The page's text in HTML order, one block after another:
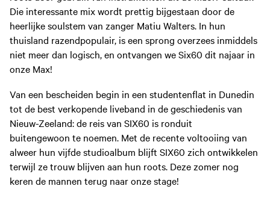
Die interessante mix wordt prettig bijgestaan door de
heerlijke soulstem van zanger Matiu Walters. In hun
thuisland razendpopulair, is een sprong overzees inmiddels
niet meer dan logisch, en ontvangen we Six60 dit najaar in
onze Max!
Van een bescheiden begin in een studentenflat in Dunedin
tot de best verkopende liveband in de geschiedenis van
Nieuw-Zeeland: de reis van SIX60 is ronduit
buitengewoon te noemen. Met de recente voltooiing van
alweer hun vijfde studioalbum blijft SIX60 zich ontwikkelen
terwijl ze trouw blijven aan hun roots. Deze zomer nog
keren de mannen terug naar onze stage!